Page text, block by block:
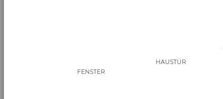
FENSTER
HAUSTÜR